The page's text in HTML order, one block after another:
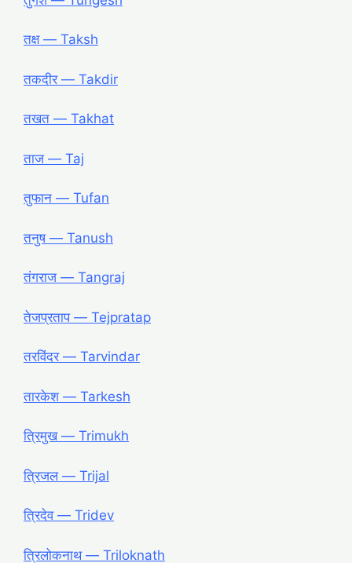
तक्ष ― Taksh
तकदीर ― Takdir
तखत ― Takhat
ताज ― Taj
तुफान ― Tufan
तनुष ― Tanush
तंगराज ― Tangraj
तेजप्रताप ― Tejpratap
तरविंदर ― Tarvindar
तारकेश ― Tarkesh
त्रिमुख ― Trimukh
त्रिजल ― Trijal
त्रिदेव ― Tridev
त्रिलोकनाथ ― Triloknath